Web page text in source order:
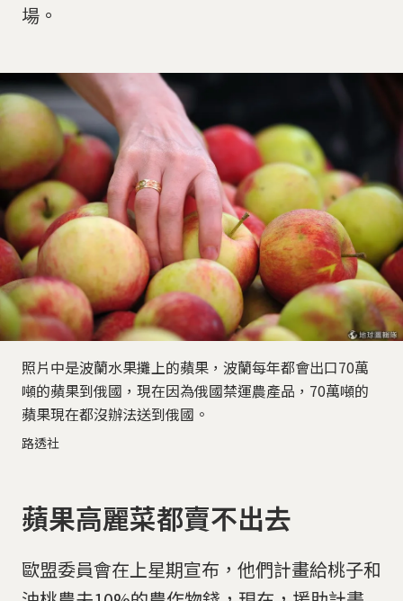
場。
照片中是波蘭水果攤上的蘋果，波蘭每年都會出口70萬
噸的蘋果到俄國，現在因為俄國禁運農產品，70萬噸的
蘋果現在都沒辦法送到俄國。
路透社
蘋果高麗菜都賣不出去
歐盟委員會在上星期宣布，他們計畫給桃子和